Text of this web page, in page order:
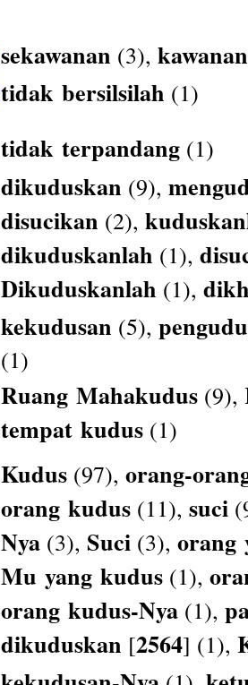
sekawanan (3), kawanan
tidak bersilsilah (1)
tidak terpandang (1)
dikuduskan (9),
disucikan (2),
dikuduskanlah (1),
Dikuduskanlah (1),
kekudusan (5),
(1)
Ruang Mahakudus (9),
tempat kudus (1)
Kudus (97), orang-
orang kudus (11), suci
Nya (3), Suci (3), orang
Mu yang kudus (1),
orang kudus-Nya (1),
dikuduskan [2564] (1),